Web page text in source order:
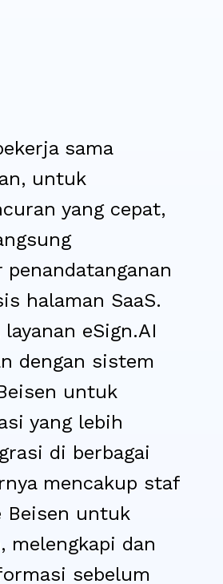
sama
untuk
yang cepat,
halaman SaaS.
eSign.AI
dengan sistem
untuk
yang lebih
di berbagai
mencakup staf
Beisen untuk
melengkapi dan
sebelum